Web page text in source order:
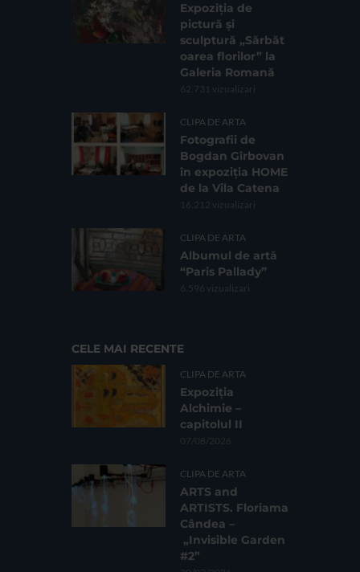
Expoziția de
pictură și
sculptură „Sărbăt
oarea florilor” la
Galeria Romană
62.731 vizualizari
CLIPA DE ARTA
Fotografii de
Bogdan Gîrbovan
în expoziția HOME
de la Vila Catena
16.212 vizualizari
CLIPA DE ARTA
Albumul de artă
“Paris Pallady”
6.596 vizualizari
CELE MAI RECENTE
CLIPA DE ARTA
Expoziția
Alchimie –
capitolul II
07/08/2026
CLIPA DE ARTA
ARTS and
ARTISTS. Floriama
Cândea –
„Invisible Garden
#2”